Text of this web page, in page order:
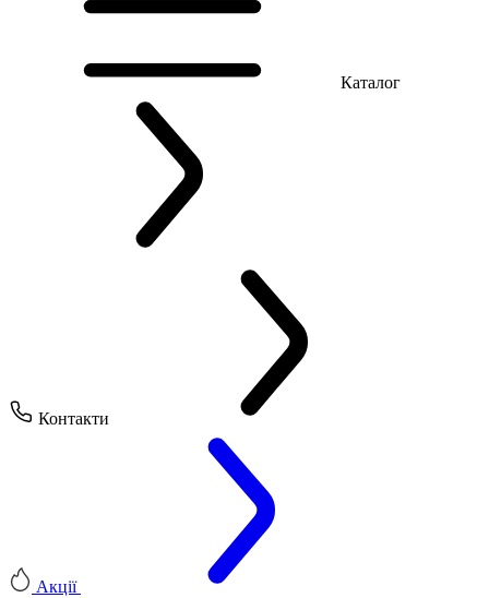
Каталог
Контакти
Акції